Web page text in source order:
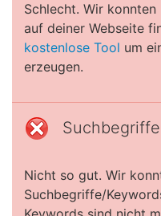
Schlecht. Wir
auf deiner Webseite
kostenlose Tool um
erzeugen.
Suchbegriffe
Nicht so gut. Wir
Suchbegriffe/